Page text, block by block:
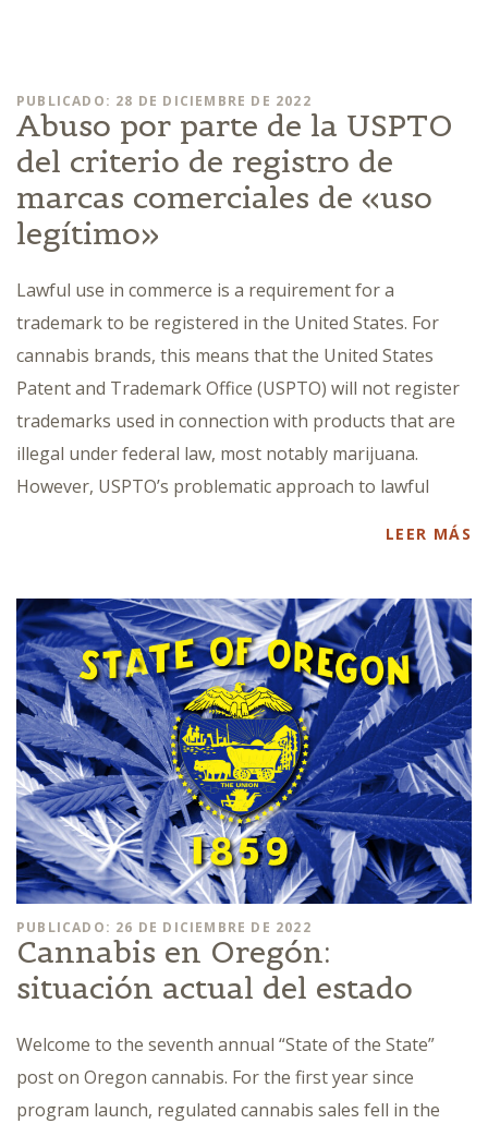
PUBLICADO: 28 DE DICIEMBRE DE 2022
Abuso por parte de la USPTO
del criterio de registro de
marcas comerciales de «uso
legítimo»
Lawful use in commerce is a requirement for a
trademark to be registered in the United States. For
cannabis brands, this means that the United States
Patent and Trademark Office (USPTO) will not register
trademarks used in connection with products that are
illegal under federal law, most notably marijuana.
However, USPTO’s problematic approach to lawful
LEER MÁS
PUBLICADO: 26 DE DICIEMBRE DE 2022
Cannabis en Oregón:
situación actual del estado
Welcome to the seventh annual “State of the State”
post on Oregon cannabis. For the first year since
program launch, regulated cannabis sales fell in the